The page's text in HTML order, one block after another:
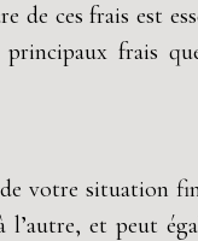
de ces frais est
frais
votre situation
et peut